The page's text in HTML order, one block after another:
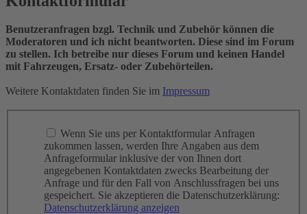
Benutzeranfragen bzgl. Technik und Zubehör können die
Moderatoren und ich nicht beantworten. Diese sind im Forum
zu stellen. Ich betreibe nur dieses Forum und keinen Handel
mit Fahrzeugen, Ersatz- oder Zubehörteilen.
Weitere Kontaktdaten finden Sie im Impressum
Wenn Sie uns per Kontaktformular Anfragen
zukommen lassen, werden Ihre Angaben aus dem
Anfrageformular inklusive der von Ihnen dort
angegebenen Kontaktdaten zwecks Bearbeitung der
Anfrage und für den Fall von Anschlussfragen bei uns
gespeichert. Sie akzeptieren die Datenschutzerklärung:
Datenschutzerklärung anzeigen